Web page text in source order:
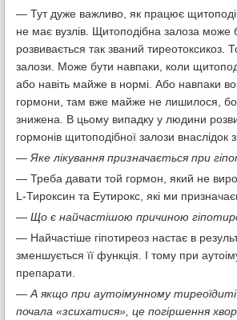
— Тут дуже важливо, як працює
не має вузлів. Щитоподібна залоза може
розвивається так званий тиреотоксикоз.
залози. Може бути навпаки, коли
або навіть майже в нормі. Або навпаки
гормони, там вже майже не лишилося, бо
знижена. В цьому випадку у людини
гормонів щитоподібної залози
— Яке лікування призначається при
— Треба давати той гормон, який не
L-Тироксин та Еутирокс, які ми
— Що є найчастішою причиною
— Найчастіше гіпотиреоз настає в
зменшується її функція. І тому при
препарати.
— А якщо при аутоімунному
почала «зсихатися», це погіршення